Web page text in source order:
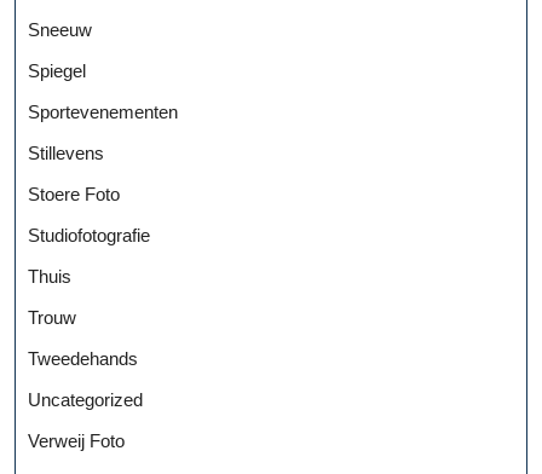
Sneeuw
Spiegel
Sportevenementen
Stillevens
Stoere Foto
Studiofotografie
Thuis
Trouw
Tweedehands
Uncategorized
Verweij Foto